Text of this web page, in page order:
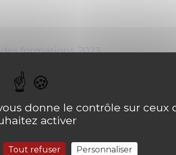
formations 2023
donne le contrôle sur ceux
activer
Tout refuser Personnaliser